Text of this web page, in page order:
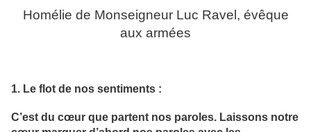
Homélie de Monseigneur Luc Ravel, évêque
aux armées
1. Le flot de nos sentiments :
C’est du cœur que partent nos paroles. Laissons notre